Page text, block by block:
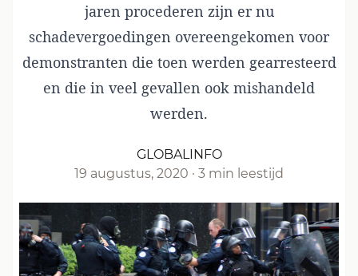
jaren procederen zijn er nu
schadevergoedingen overeengekomen voor
demonstranten die toen werden gearresteerd
en die in veel gevallen ook mishandeld
werden.
GLOBALINFO
19 augustus, 2020 · 3 min leestijd